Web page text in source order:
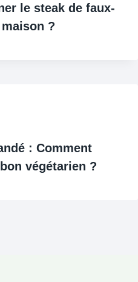
le steak de faux-
?
: Comment
végétarien ?